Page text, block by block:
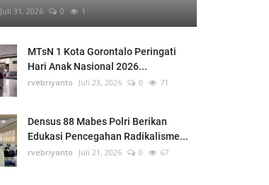
Juli 31, 2026 0 1
MTsN 1 Kota Gorontalo Peringati
Hari Anak Nasional 2026...
rvebriyanto Juli 23, 2026 0 71
Densus 88 Mabes Polri Berikan
Edukasi Pencegahan Radikalisme...
rvebriyanto Juli 21, 2026 0 67